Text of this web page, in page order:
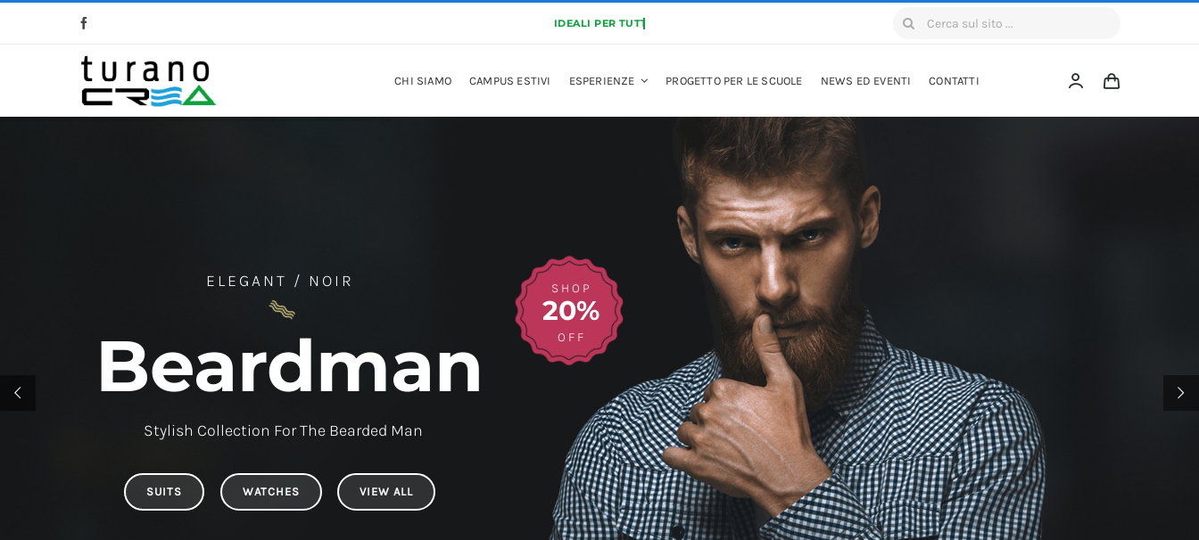
Cerca
CHI SIAMO CAMPUS ESTIVI ESPERIENZE PROGETTO PER LE SCUOLE NEWS ED EVENTI CONTATTI
Beardman
Stylish Collection For The Bearded Man
SHOP
20%
OFF
ELEGANT / NOIR
SUITS WATCHES VIEW ALL